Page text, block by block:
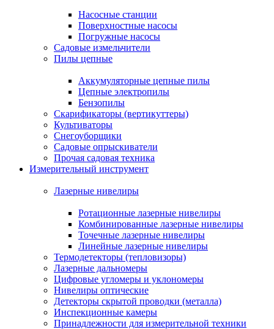
Насосные станции
Поверхностные насосы
Погружные насосы
Садовые измельчители
Пилы цепные
Аккумуляторные цепные пилы
Цепные электропилы
Бензопилы
Скарификаторы (вертикуттеры)
Культиваторы
Снегоуборщики
Садовые опрыскиватели
Прочая садовая техника
Измерительный инструмент
Лазерные нивелиры
Ротационные лазерные нивелиры
Комбинированные лазерные нивелиры
Точечные лазерные нивелиры
Линейные лазерные нивелиры
Термодетекторы (тепловизоры)
Лазерные дальномеры
Цифровые угломеры и уклономеры
Нивелиры оптические
Детекторы скрытой проводки (металла)
Инспекционные камеры
Принадлежности для измерительной техники